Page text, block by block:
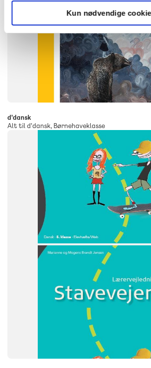
Kun nødvendige
d'dansk
Alt til d'dansk, Børnehaveklasse
NIVEAU
5. klasse